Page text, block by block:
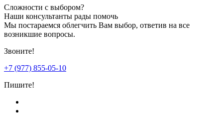
Сложности с выбором?
Наши консультанты рады помочь
Мы постараемся облегчить Вам выбор, ответив на все
возникшие вопросы.
Звоните!
+7 (977) 855-05-10
Пишите!